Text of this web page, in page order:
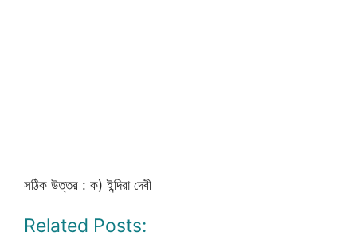
সঠিক উত্তর : ক) ইন্দিরা দেবী
Related Posts: